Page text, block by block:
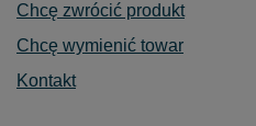
Chcę zwrócić produkt
Chcę wymienić towar
Kontakt